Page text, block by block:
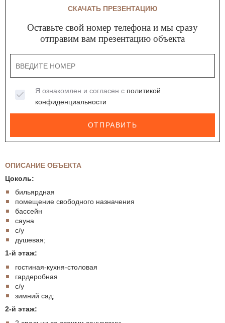
ОПИСАНИЕ ОБЪЕКТА
Цоколь:
бильярдная
помещение свободного назначения
бассейн
сауна
с/у
душевая;
1-й этаж:
гостиная-кухня-столовая
гардеробная
с/у
зимний сад;
2-й этаж:
СКАЧАТЬ ПРЕЗЕНТАЦИЮ
Оставьте свой номер телефона и мы сразу
отправим вам презентацию объекта
Я ознакомлен и согласен с политикой
конфиденциальности
ОТПРАВИТЬ